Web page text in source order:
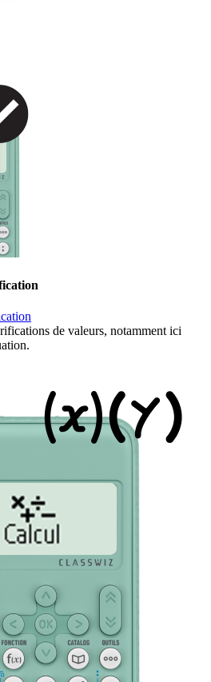
de valeurs, notamment ici